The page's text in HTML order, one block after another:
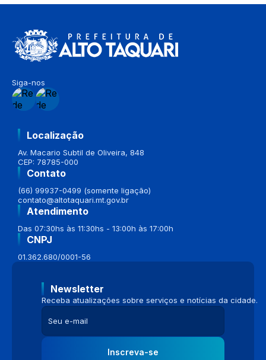
Siga-nos
Localização
Av. Macario Subtil de Oliveira, 848
CEP: 78785-000
Contato
(66) 99937-0499 (somente ligação)
contato@altotaquari.mt.gov.br
Atendimento
Das 07:30hs às 11:30hs - 13:00h às 17:00h
CNPJ
01.362.680/0001-56
Newsletter
Receba atualizações sobre serviços e notícias da cidade.
Inscreva-se